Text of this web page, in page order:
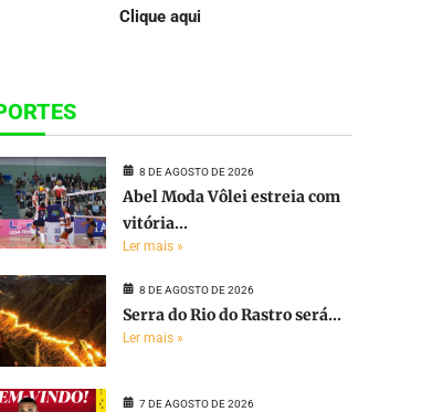
Clique aqui
8 DE AGOSTO DE 2026
Abel Moda Vôlei estreia com
vitória...
Ler mais »
8 DE AGOSTO DE 2026
Serra do Rio do Rastro será...
Ler mais »
7 DE AGOSTO DE 2026